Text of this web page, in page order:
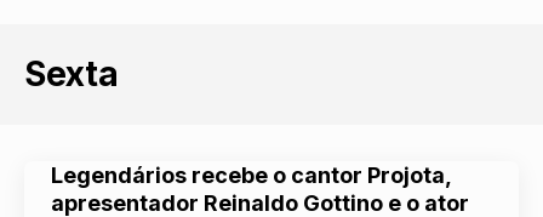
Sexta
Legendários recebe o cantor Projota,
apresentador Reinaldo Gottino e o ator